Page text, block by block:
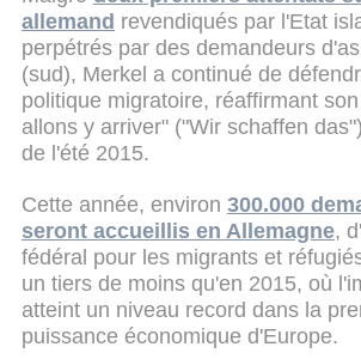
allemand revendiqués par l'Etat
perpétrés par des demandeurs
(sud), Merkel a continué de
politique migratoire, réaffirmant
allons y arriver" ("Wir schaffen
de l'été 2015.
Cette année, environ 300.000
seront accueillis en Allemagne,
fédéral pour les migrants et
un tiers de moins qu'en 2015, où
atteint un niveau record dans la
puissance économique d'Europe.